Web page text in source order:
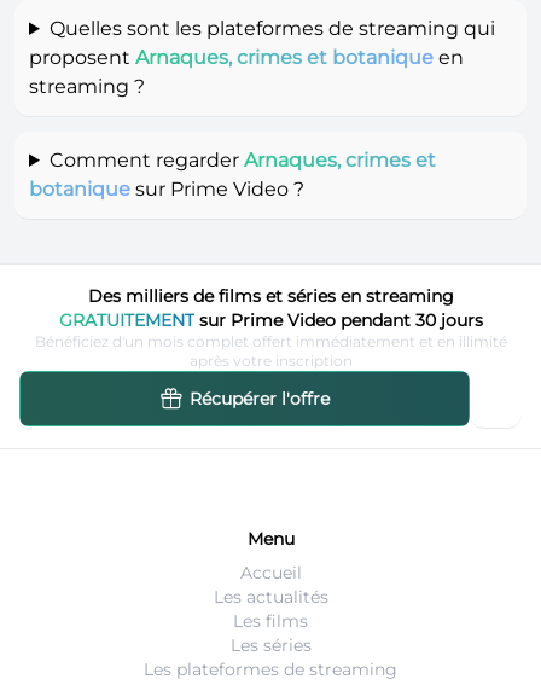
Quelles sont les plateformes de streaming qui
proposent Arnaques, crimes et botanique en
streaming ?
Comment regarder Arnaques, crimes et
botanique sur Prime Video ?
Des milliers de films et séries en streaming
GRATUITEMENTsur Prime Video pendant 30 jours
Bénéficiez d'un mois complet offert immédiatement et en illimité
après votre inscription
Récupérer l'offre
Menu
Accueil
Les actualités
Les films
Les séries
Les plateformes de streaming